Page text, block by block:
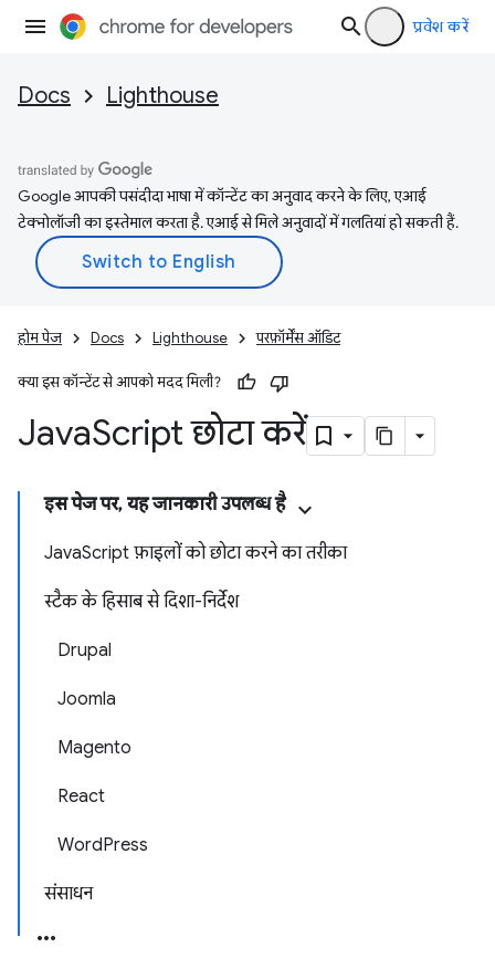
प्रवेश करें
Docs Lighthouse
Google आपकी पसंदीदा भाषा में कॉन्टेंट का अनुवाद करने के लिए, एआई
टेक्नोलॉजी का इस्तेमाल करता है. एआई से मिले अनुवादों में गलतियां हो सकती हैं.
होम पेज Docs Lighthouse परफ़ॉर्मेंस ऑडिट
क्या इस कॉन्टेंट से आपको मदद मिली?
JavaScript छोटा करें
इस पेज पर, यह जानकारी उपलब्ध है
JavaScript फ़ाइलों को छोटा करने का तरीका
स्टैक के हिसाब से दिशा-निर्देश
Drupal
Joomla
Magento
React
WordPress
संसाधन